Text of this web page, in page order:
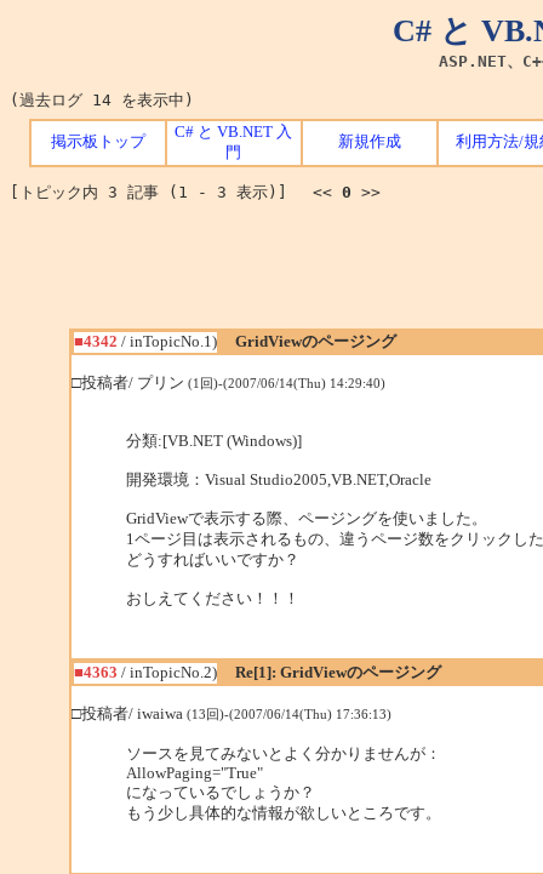
C# と
ASP.NET、
(過去ログ 14 を表示中)
掲示板トップ
C# と VB.NET 入
門
新規作成 利用方法/規
[トピック内 3 記事 (1 - 3 表示)] << 0 >>
■4342 / inTopicNo.1) GridViewのページング
□投稿者/ プリン (1回)-(2007/06/14(Thu) 14:29:40)
分類:[VB.NET (Windows)]
開発環境：Visual Studio2005,VB.NET,Oracle
GridViewで表示する際、ページングを使いました。
1ページ目は表示されるもの、違うページ数をクリックし
どうすればいいですか？
おしえてください！！！
■4363 / inTopicNo.2) Re[1]: GridViewのページング
□投稿者/ iwaiwa (13回)-(2007/06/14(Thu) 17:36:13)
ソースを見てみないとよく分かりませんが：
AllowPaging="True"
になっているでしょうか？
もう少し具体的な情報が欲しいところです。